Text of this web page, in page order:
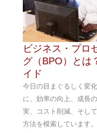
ビジネス・プロ
グ（BPO）とは
イド
今日の目まぐるしく変
に、効率の向上、成長
実、コスト削減、そし
方法を模索しています